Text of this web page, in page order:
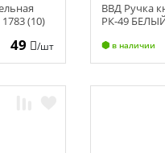
(10)
49 /шт
ВВД Ручка
РК-49
в наличии